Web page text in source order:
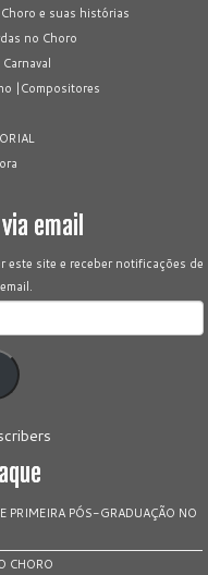
e suas histórias
no Choro
|Compositores
email
este site e receber notificações de
PRIMEIRA PÓS-GRADUAÇÃO NO
CHORO